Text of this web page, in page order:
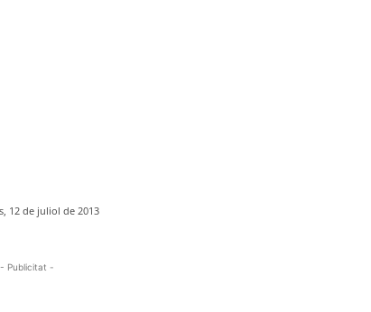
12 de juliol de 2013
- Publicitat -